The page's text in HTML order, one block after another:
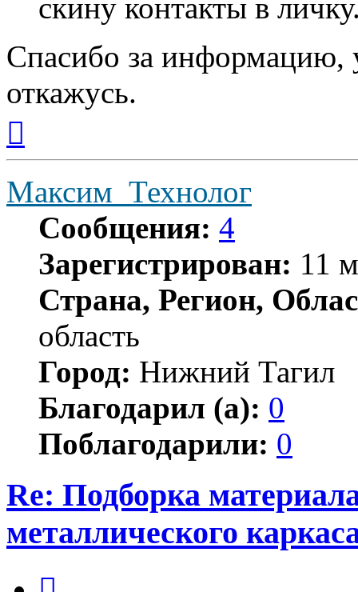
скину контакты в
Спасибо за информацию,
откажусь.
началу
Максим_Технолог
Сообщения: 4
Зарегистрирован: 11
Страна, Регион,
область
Город: Нижний Тагил
Благодарил (а): 0
Поблагодарили: 0
Re: Подборка
металлического